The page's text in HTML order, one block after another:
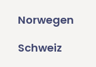
Norwegen
Schweiz